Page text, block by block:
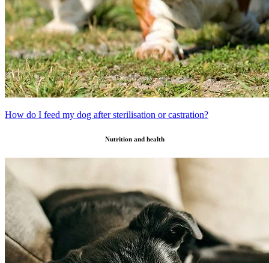
How do I feed my dog after sterilisation or castration?
Nutrition and health